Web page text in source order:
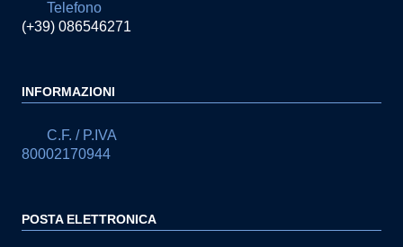
Telefono
(+39) 086546271
INFORMAZIONI
C.F. / P.IVA
80002170944
POSTA ELETTRONICA